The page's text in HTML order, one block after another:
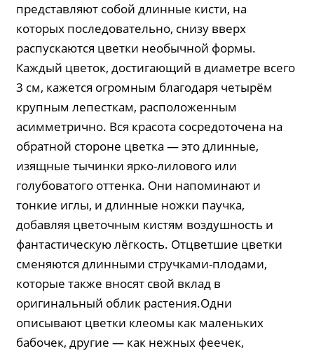
представляют собой длинные кисти, на
которых последовательно, снизу вверх
распускаются цветки необычной формы.
Каждый цветок, достигающий в диаметре всего
3 см, кажется огромным благодаря четырём
крупным лепесткам, расположенным
асимметрично. Вся красота сосредоточена на
обратной стороне цветка — это длинные,
изящные тычинки ярко-лилового или
голубоватого оттенка. Они напоминают и
тонкие иглы, и длинные ножки паучка,
добавляя цветочным кистям воздушность и
фантастическую лёгкость. Отцветшие цветки
сменяются длинными стручками-плодами,
которые также вносят свой вклад в
оригинальный облик растения.Одни
описывают цветки клеомы как маленьких
бабочек, другие — как нежных феечек,